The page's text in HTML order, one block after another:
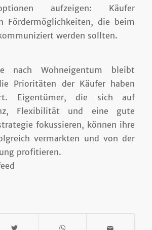
aufzeigen: Käufer
Fördermöglichkeiten, die beim
werden sollten.
nach Wohneigentum bleibt
Prioritäten der Käufer haben
Eigentümer, die sich auf
Flexibilität und eine gute
fokussieren, können ihre
vermarkten und von der
profitieren.